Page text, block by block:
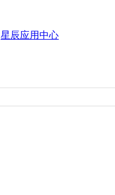
星辰应用中心